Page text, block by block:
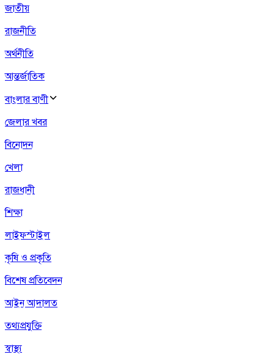
জাতীয়
রাজনীতি
অর্থনীতি
আন্তর্জাতিক
বাংলার বাণী
জেলার খবর
বিনোদন
খেলা
রাজধানী
শিক্ষা
লাইফস্টাইল
কৃষি ও প্রকৃতি
বিশেষ প্রতিবেদন
আইন আদালত
তথ্যপ্রযুক্তি
স্বাস্থ্য